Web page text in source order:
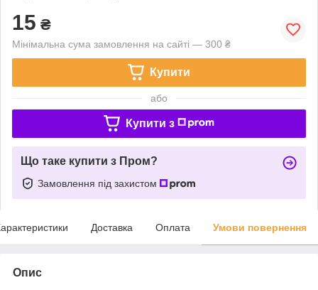
15 ₴
Мінімальна сума замовлення на сайті — 300 ₴
Купити
або
Купити з
Що таке купити з Пром?
Замовлення під захистом
Доставка Оплата Умови повернення
Опис